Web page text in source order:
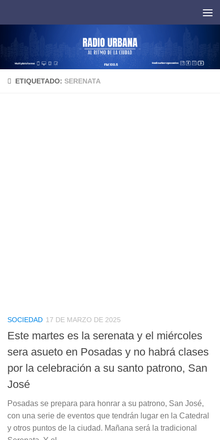
ETIQUETADO: SERENATA
SOCIEDAD 17 DE MARZO DE 2025
Este martes es la serenata y el miércoles
sera asueto en Posadas y no habrá clases
por la celebración a su santo patrono, San
José
Posadas se prepara para honrar a su patrono, San José,
con una serie de eventos que tendrán lugar en la Catedral
y otros puntos de la ciudad. Mañana será la tradicional